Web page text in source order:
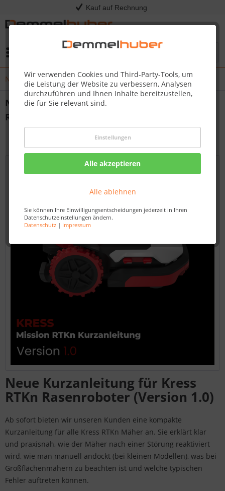
Kauf auf Rechnung
Wir verwenden Cookies und Third-Party-Tools, um
die Leistung der Website zu verbessern, Analysen
durchzuführen und Ihnen Inhalte bereitzustellen,
die für Sie relevant sind.
Einstellungen
Alle akzeptieren
Alle ablehnen
Sie können Ihre Einwilligungsentscheidungen jederzeit in Ihren
Datenschutzeinstellungen ändern.
Datenschutz| Impressum
Neue Kurzanleitung für Kress RTKn Rasenroboter (Version 1.0)
Neue Kurzanleitung für Kress RTKn
Rasenroboter (Version 1.0)
Neue Kurzanleitung für Kress
RTKn Rasenroboter (Version 1.0)
Ab sofort bieten wir unseren Kunden eine kompakte
Kurzanleitung für alle Kress RTKn Mäher an. Sie erklärt klar
und praxisnah, wie der Mäher nach einer Störung reaktiviert
wird, wie man manuell andockt (bei kleinen Modellen), was bei
Großflächenmähern zu beachten ist und welche typischen
Fehler auftreten können.